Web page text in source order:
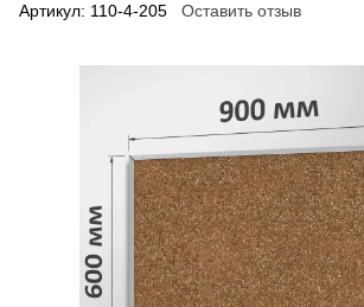
Артикул: 110-4-205 Оставить отзыв